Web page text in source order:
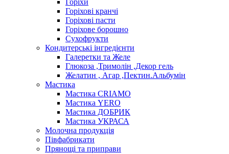
Горіхи
Горіхові кранчі
Горіхові пасти
Горіхове борошно
Сухофрукти
Кондитерські інгредієнти
Галеретки та Желе
Глюкоза ,Тримолін ,Декор гель
Желатин , Агар ,Пектин.Альбумін
Мастика
Мастика CRIAMO
Мастика YERO
Мастика ДОБРИК
Мастика УКРАСА
Молочна продукція
Півфабрикати
Прянощі та приправи